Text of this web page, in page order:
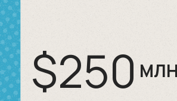
$250